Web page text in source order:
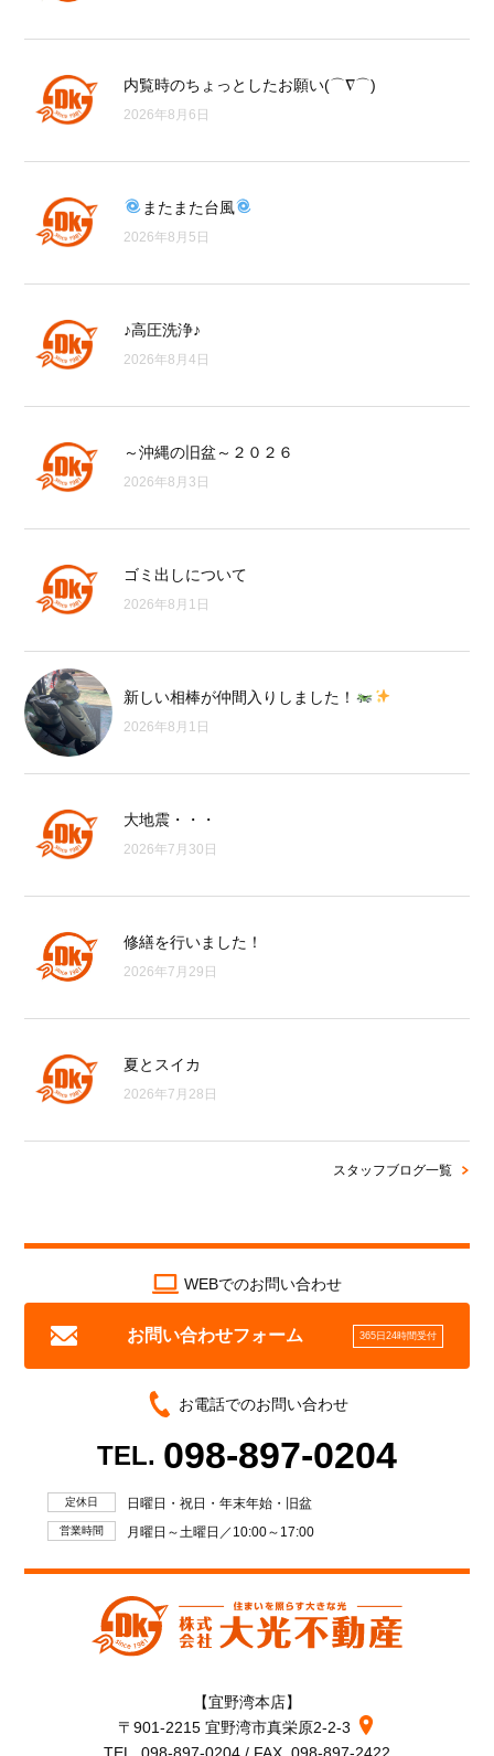
内覧時のちょっとしたお願い(⌒∇⌒)
2026年8月6日
またまた台風
2026年8月5日
♪高圧洗浄♪
2026年8月4日
～沖縄の旧盆～２０２６
2026年8月3日
ゴミ出しについて
2026年8月1日
新しい相棒が仲間入りしました！
2026年8月1日
大地震・・・
2026年7月30日
修繕を行いました！
2026年7月29日
夏とスイカ
2026年7月28日
スタッフブログ一覧
WEBでのお問い合わせ
お問い合わせフォーム 365日24時間受付
お電話でのお問い合わせ
TEL. 098-897-0204
定休日 日曜日・祝日・年末年始・旧盆
営業時間 月曜日～土曜日／10:00～17:00
【宜野湾本店】
〒901-2215 宜野湾市真栄原2-2-3